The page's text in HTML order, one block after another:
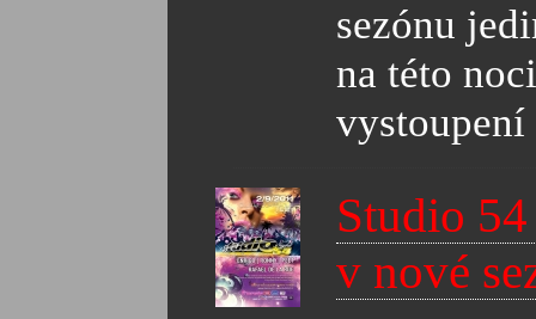
sezónu
na této
Studio
v nové